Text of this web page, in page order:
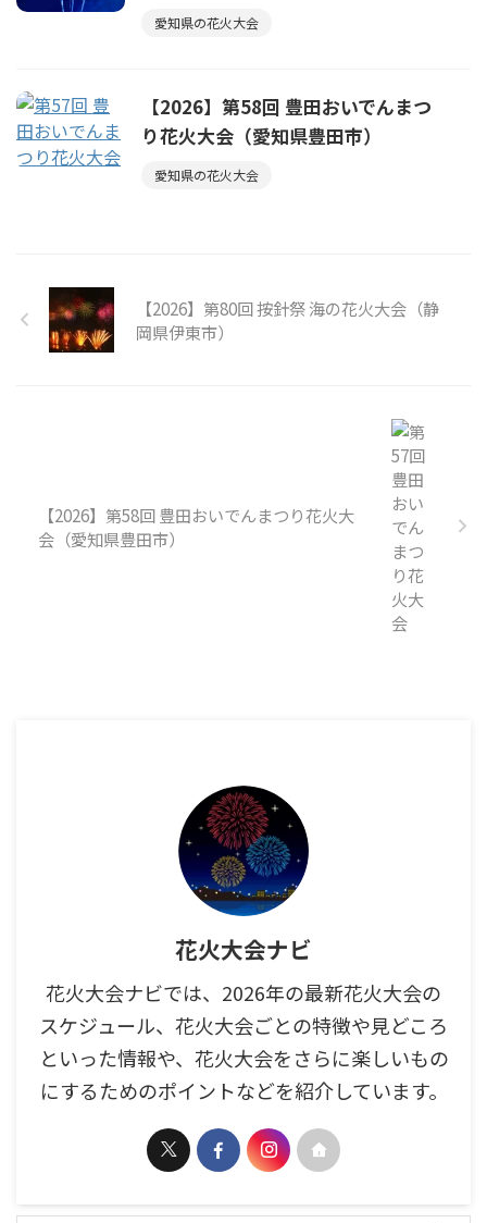
愛知県の花火大会
【2026】第58回 豊田おいでんまつ
り花火大会（愛知県豊田市）
愛知県の花火大会
【2026】第80回 按針祭 海の花火大会（静
岡県伊東市）
【2026】第58回 豊田おいでんまつり花火大
会（愛知県豊田市）
花火大会ナビ
花火大会ナビでは、2026年の最新花火大会の
スケジュール、花火大会ごとの特徴や見どころ
といった情報や、花火大会をさらに楽しいもの
にするためのポイントなどを紹介しています。